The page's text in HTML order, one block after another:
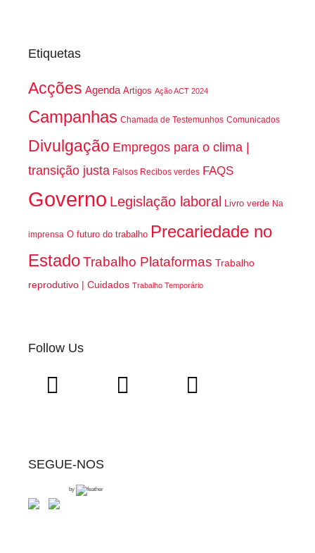
Etiquetas
Acções Agenda Artigos Ação ACT 2024
Campanhas Chamada de Testemunhos Comunicados
Divulgação Empregos para o clima |
transição justa Falsos Recibos verdes FAQS
Governo Legislação laboral Livro verde Na
imprensa O futuro do trabalho Precariedade no
EstadoTrabalho Plataformas Trabalho
reprodutivo | Cuidados Trabalho Temporário
Follow Us
SEGUE-NOS
by